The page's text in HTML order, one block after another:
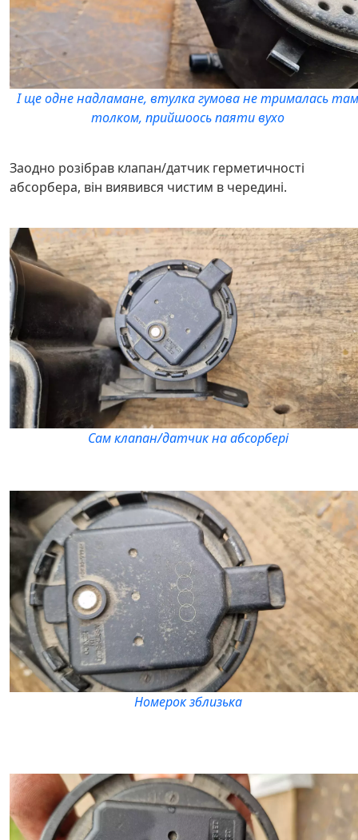
І ще одне надламане, втулка гумова не трималась
толком, прийшоось паяти вухо
Заодно розібрав клапан/датчик герметичності
абсорбера, він виявився чистим в чередині.
Сам клапан/датчик на абсорбері
Номерок зблизька